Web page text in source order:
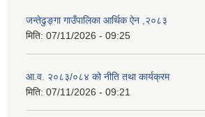
जन्तेढुङ्गा गाउँपालिका आर्थिक ऐन ,२०८३
मिति: 07/11/2026 - 09:25
आ.व. २०८३/०८४ को नीति तथा कार्यक्रम
मिति: 07/11/2026 - 09:21